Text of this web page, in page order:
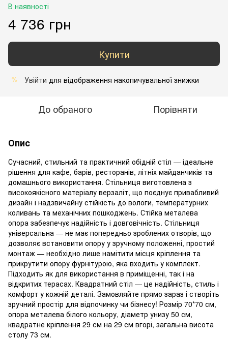
В наявності
4 736 грн
Купити
% Увійти для відображення накопичувальної знижки
До обраного Порівняти
Опис
Сучасний, стильний та практичний обідній стіл — ідеальне
рішення для кафе, барів, ресторанів, літніх майданчиків та
домашнього використання. Стільниця виготовлена з
високоякісного матеріалу верзаліт, що поєднує привабливий
дизайн і надзвичайну стійкість до вологи, температурних
коливань та механічних пошкоджень. Стійка металева
опора забезпечує надійність і довговічність. Стільниця
універсальна — не має попередньо зроблених отворів, що
дозволяє встановити опору у зручному положенні, простий
монтаж — необхідно лише намітити місця кріплення та
прикрутити опору фурнітурою, яка входить у комплект.
Підходить як для використання в приміщенні, так і на
відкритих терасах. Квадратний стіл — це надійність, стиль і
комфорт у кожній деталі. Замовляйте прямо зараз і створіть
зручний простір для відпочинку чи бізнесу! Розмір 70*70 см,
опора металева білого кольору, діаметр унизу 50 см,
квадратне кріплення 29 см на 29 см вгорі, загальна висота
столу 73 см.